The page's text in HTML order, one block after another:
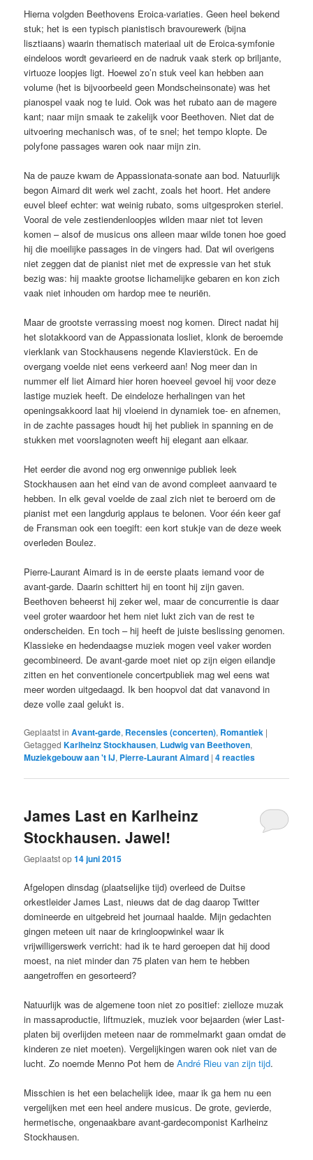
Hierna volgden Beethovens Eroica-variaties. Geen heel bekend
stuk; het is een typisch pianistisch bravourewerk (bijna
lisztiaans) waarin thematisch materiaal uit de Eroica-symfonie
eindeloos wordt gevarieerd en de nadruk vaak sterk op briljante,
virtuoze loopjes ligt. Hoewel zo’n stuk veel kan hebben aan
volume (het is bijvoorbeeld geen Mondscheinsonate) was het
pianospel vaak nog te luid. Ook was het rubato aan de magere
kant; naar mijn smaak te zakelijk voor Beethoven. Niet dat de
uitvoering mechanisch was, of te snel; het tempo klopte. De
polyfone passages waren ook naar mijn zin.
Na de pauze kwam de Appassionata-sonate aan bod. Natuurlijk
begon Aimard dit werk wel zacht, zoals het hoort. Het andere
euvel bleef echter: wat weinig rubato, soms uitgesproken steriel.
Vooral de vele zestiendenloopjes wilden maar niet tot leven
komen – alsof de musicus ons alleen maar wilde tonen hoe goed
hij die moeilijke passages in de vingers had. Dat wil overigens
niet zeggen dat de pianist niet met de expressie van het stuk
bezig was: hij maakte grootse lichamelijke gebaren en kon zich
vaak niet inhouden om hardop mee te neuriën.
Maar de grootste verrassing moest nog komen. Direct nadat hij
het slotakkoord van de Appassionata losliet, klonk de beroemde
vierklank van Stockhausens negende Klavierstück. En de
overgang voelde niet eens verkeerd aan! Nog meer dan in
nummer elf liet Aimard hier horen hoeveel gevoel hij voor deze
lastige muziek heeft. De eindeloze herhalingen van het
openingsakkoord laat hij vloeiend in dynamiek toe- en afnemen,
in de zachte passages houdt hij het publiek in spanning en de
stukken met voorslagnoten weeft hij elegant aan elkaar.
Het eerder die avond nog erg onwennige publiek leek
Stockhausen aan het eind van de avond compleet aanvaard te
hebben. In elk geval voelde de zaal zich niet te beroerd om de
pianist met een langdurig applaus te belonen. Voor één keer gaf
de Fransman ook een toegift: een kort stukje van de deze week
overleden Boulez.
Pierre-Laurant Aimard is in de eerste plaats iemand voor de
avant-garde. Daarin schittert hij en toont hij zijn gaven.
Beethoven beheerst hij zeker wel, maar de concurrentie is daar
veel groter waardoor het hem niet lukt zich van de rest te
onderscheiden. En toch – hij heeft de juiste beslissing genomen.
Klassieke en hedendaagse muziek mogen veel vaker worden
gecombineerd. De avant-garde moet niet op zijn eigen eilandje
zitten en het conventionele concertpubliek mag wel eens wat
meer worden uitgedaagd. Ik ben hoopvol dat dat vanavond in
deze volle zaal gelukt is.
Geplaatst in Avant-garde, Recensies (concerten), Romantiek |
Getagged Karlheinz Stockhausen, Ludwig van Beethoven,
Muziekgebouw aan 't IJ, Pierre-Laurant Aimard |4reacties
James Last en Karlheinz
Stockhausen. Jawel!
Geplaatst op14 juni 2015
Afgelopen dinsdag (plaatselijke tijd) overleed de Duitse
orkestleider James Last, nieuws dat de dag daarop Twitter
domineerde en uitgebreid het journaal haalde. Mijn gedachten
gingen meteen uit naar de kringloopwinkel waar ik
vrijwilligerswerk verricht: had ik te hard geroepen dat hij dood
moest, na niet minder dan 75 platen van hem te hebben
aangetroffen en gesorteerd?
Natuurlijk was de algemene toon niet zo positief: zielloze muzak
in massaproductie, liftmuziek, muziek voor bejaarden (wier Last-
platen bij overlijden meteen naar de rommelmarkt gaan omdat de
kinderen ze niet moeten). Vergelijkingen waren ook niet van de
lucht. Zo noemde Menno Pot hem deAndré Rieu van zijn tijd.
Misschien is het een belachelijk idee, maar ik ga hem nu een
vergelijken met een heel andere musicus. De grote, gevierde,
hermetische, ongenaakbare avant-gardecomponist Karlheinz
Stockhausen.